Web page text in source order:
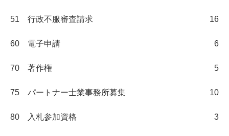
51 行政不服審査請求 16
60 電子申請 6
70 著作権 5
75 パートナー士業事務所募集 10
80 入札参加資格 3